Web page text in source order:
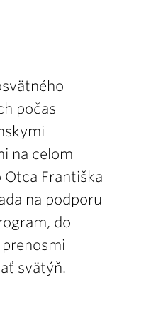
počas
na celom
Otca Františka
na podporu
do
svätýň.